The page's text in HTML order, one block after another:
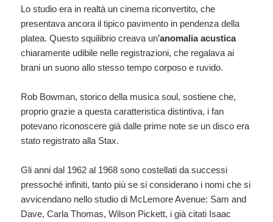
Lo studio era in realtà un cinema riconvertito, che
presentava ancora il tipico pavimento in pendenza della
platea. Questo squilibrio creava un’anomalia acustica
chiaramente udibile nelle registrazioni, che regalava ai
brani un suono allo stesso tempo corposo e ruvido.
Rob Bowman, storico della musica soul, sostiene che,
proprio grazie a questa caratteristica distintiva, i fan
potevano riconoscere già dalle prime note se un disco era
stato registrato alla Stax.
Gli anni dal 1962 al 1968 sono costellati da successi
pressoché infiniti, tanto più se si considerano i nomi che si
avvicendano nello studio di McLemore Avenue: Sam and
Dave, Carla Thomas, Wilson Pickett, i già citati Isaac